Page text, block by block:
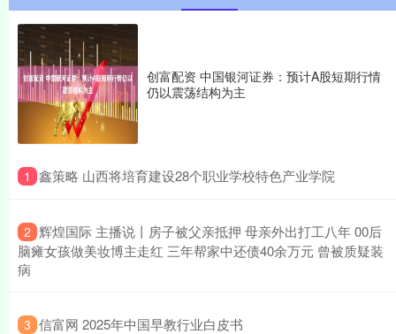
创富配资 中国银河证券：预计A股短期行情
仍以震荡结构为主
1 ​鑫策略 山西将培育建设28个职业学校特色产业学院
2 ​辉煌国际 主播说丨房子被父亲抵押 母亲外出打工八年 00后
脑瘫女孩做美妆博主走红 三年帮家中还债40余万元 曾被质疑装
病
3 ​信富网 2025年中国早教行业白皮书